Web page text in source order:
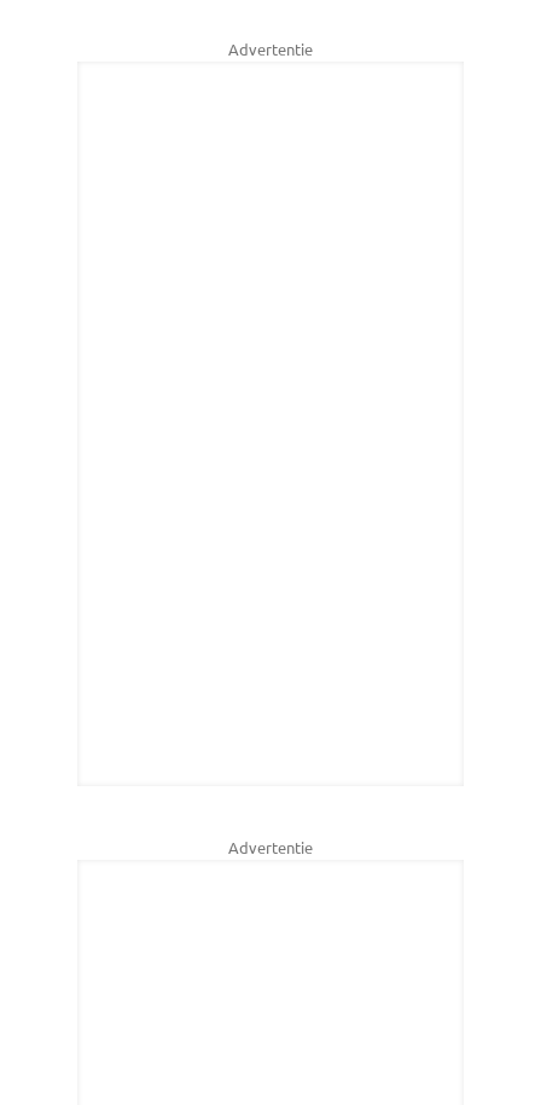
Advertentie
Advertentie